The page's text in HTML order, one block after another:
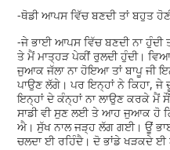
-ਥੋਡੀ ਆਪਸ ਵਿੱਚ ਬਣਦੀ ਤਾਂ ਬਹੁਤ
-ਜੇ ਭਾਈ ਆਪਸ ਵਿੱਚ ਬਣਦੀ ਨਾ ਹੁੰਦੀ
ਤੇ ਮੈਂ ਮਾਤ੍ਹੜ ਪੇਕੀਂ ਰੁਲਦੀ ਹੁੰਦੀ।
ਜੁਆਕ ਜੱਲਾ ਨਾ ਹੋਇਆ ਤਾਂ ਬਾਪੂ ਜੀ
ਪਾਉਣ ਲੱਗੇ। ਪਰ ਇਨ੍ਹਾਂ ਨੇ ਕਿਹਾ,
ਇਨ੍ਹਾਂ ਦੇ ਕੰਨ੍ਹਾਂ ਨਾ ਲਾਉਣ ਕਰਕੇ
ਸਾਡੀ ਵੀ ਸੁਣ ਲਈ ਤੇ ਆਹ ਜੁਆਕ ਹੋ
ਐ। ਸੁੱਖ ਨਾਲ ਜੜ੍ਹ ਲੱਗ ਗਈ। ਊਂ ਭਾਈ
ਚਲਦਾ ਈ ਰਹਿੰਦੈ। ਦੋ ਭਾਂਡੇ ਖੜਕਦੇ ਈ